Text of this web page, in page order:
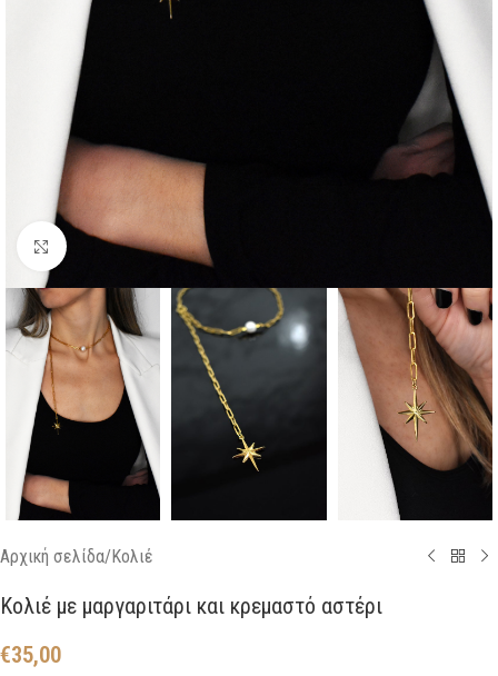
Click to enlarge
Αρχική σελίδα/Κολιέ
Κολιέ με μαργαριτάρι και κρεμαστό αστέρι
€35,00